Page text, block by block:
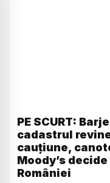
PE SCURT:
cadastrul
cauțiune,
Moody’s
României